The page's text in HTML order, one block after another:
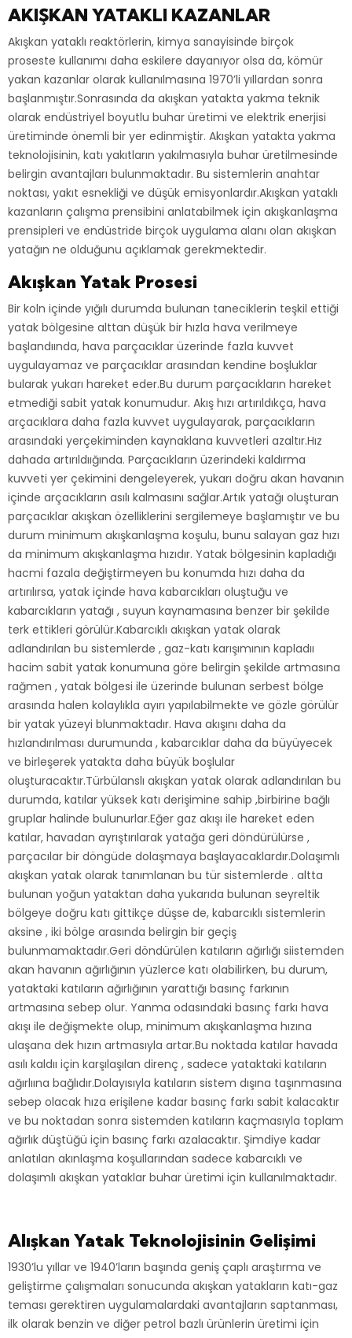
AKIŞKAN YATAKLI KAZANLAR
Akışkan yataklı reaktörlerin, kimya sanayisinde birçok
proseste kullanımı daha eskilere dayanıyor olsa da, kömür
yakan kazanlar olarak kullanılmasına 1970’li yıllardan sonra
başlanmıştır.Sonrasında da akışkan yatakta yakma teknik
olarak endüstriyel boyutlu buhar üretimi ve elektrik enerjisi
üretiminde önemli bir yer edinmiştir. Akışkan yatakta yakma
teknolojisinin, katı yakıtların yakılmasıyla buhar üretilmesinde
belirgin avantajları bulunmaktadır. Bu sistemlerin anahtar
noktası, yakıt esnekliği ve düşük emisyonlardır.Akışkan yataklı
kazanların çalışma prensibini anlatabilmek için akışkanlaşma
prensipleri ve endüstride birçok uygulama alanı olan akışkan
yatağın ne olduğunu açıklamak gerekmektedir.
Akışkan Yatak Prosesi
Bir koln içinde yığılı durumda bulunan taneciklerin teşkil ettiği
yatak bölgesine alttan düşük bir hızla hava verilmeye
başlandıında, hava parçacıklar üzerinde fazla kuvvet
uygulayamaz ve parçacıklar arasından kendine boşluklar
bularak yukarı hareket eder.Bu durum parçacıkların hareket
etmediği sabit yatak konumudur. Akış hızı artırıldıkça, hava
arçacıklara daha fazla kuvvet uygulayarak, parçacıkların
arasındaki yerçekiminden kaynaklana kuvvetleri azaltır.Hız
dahada artırıldıığında. Parçacıkların üzerindeki kaldırma
kuvveti yer çekimini dengeleyerek, yukarı doğru akan havanın
içinde arçacıkların asılı kalmasını sağlar.Artık yatağı oluşturan
parçacıklar akışkan özelliklerini sergilemeye başlamıştır ve bu
durum minimum akışkanlaşma koşulu, bunu salayan gaz hızı
da minimum akışkanlaşma hızıdır. Yatak bölgesinin kapladığı
hacmi fazala değiştirmeyen bu konumda hızı daha da
artırılırsa, yatak içinde hava kabarcıkları oluştuğu ve
kabarcıkların yatağı , suyun kaynamasına benzer bir şekilde
terk ettikleri görülür.Kabarcıklı akışkan yatak olarak
adlandırılan bu sistemlerde , gaz-katı karışımının kapladıı
hacim sabit yatak konumuna göre belirgin şekilde artmasına
rağmen , yatak bölgesi ile üzerinde bulunan serbest bölge
arasında halen kolaylıkla ayırı yapılabilmekte ve gözle görülür
bir yatak yüzeyi blunmaktadır. Hava akışını daha da
hızlandırılması durumunda , kabarcıklar daha da büyüyecek
ve birleşerek yatakta daha büyük boşlular
oluşturacaktır.Türbülanslı akışkan yatak olarak adlandırılan bu
durumda, katılar yüksek katı derişimine sahip ,birbirine bağlı
gruplar halinde bulunurlar.Eğer gaz akışı ile hareket eden
katılar, havadan ayrıştırılarak yatağa geri döndürülürse ,
parçacılar bir döngüde dolaşmaya başlayacaklardır.Dolaşımlı
akışkan yatak olarak tanımlanan bu tür sistemlerde . altta
bulunan yoğun yataktan daha yukarıda bulunan seyreltik
bölgeye doğru katı gittikçe düşse de, kabarcıklı sistemlerin
aksine , iki bölge arasında belirgin bir geçiş
bulunmamaktadır.Geri döndürülen katıların ağırlığı siistemden
akan havanın ağırlığının yüzlerce katı olabilirken, bu durum,
yataktaki katıların ağırlığının yarattığı basınç farkının
artmasına sebep olur. Yanma odasındaki basınç farkı hava
akışı ile değişmekte olup, minimum akışkanlaşma hızına
ulaşana dek hızın artmasıyla artar.Bu noktada katılar havada
asılı kaldıı için karşılaşılan direnç , sadece yataktaki katıların
ağırlıına bağlıdır.Dolayısıyla katıların sistem dışına taşınmasına
sebep olacak hıza erişilene kadar basınç farkı sabit kalacaktır
ve bu noktadan sonra sistemden katıların kaçmasıyla toplam
ağırlık düştüğü için basınç farkı azalacaktır. Şimdiye kadar
anlatılan akınlaşma koşullarından sadece kabarcıklı ve
dolaşımlı akışkan yataklar buhar üretimi için kullanılmaktadır.
Alışkan Yatak Teknolojisinin Gelişimi
1930’lu yıllar ve 1940’ların başında geniş çaplı araştırma ve
geliştirme çalışmaları sonucunda akışkan yatakların katı-gaz
teması gerektiren uygulamalardaki avantajların saptanması,
ilk olarak benzin ve diğer petrol bazlı ürünlerin üretimi için